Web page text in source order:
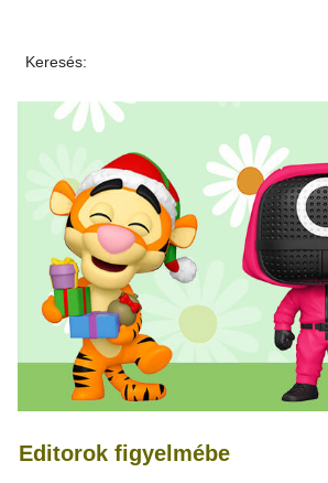
Keresés:
Editorok figyelmébe